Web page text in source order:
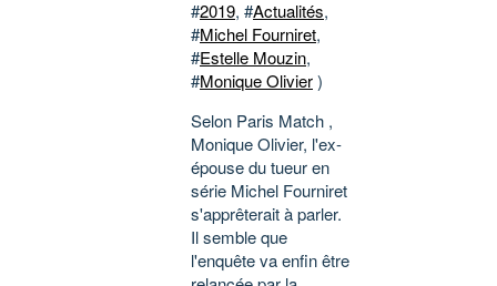
#2019, #Actualités,
#Michel Fourniret,
#Estelle Mouzin,
#Monique Olivier)
Selon Paris Match ,
Monique Olivier, l'ex-
épouse du tueur en
série Michel Fourniret
s'apprêterait à parler.
Il semble que
l'enquête va enfin être